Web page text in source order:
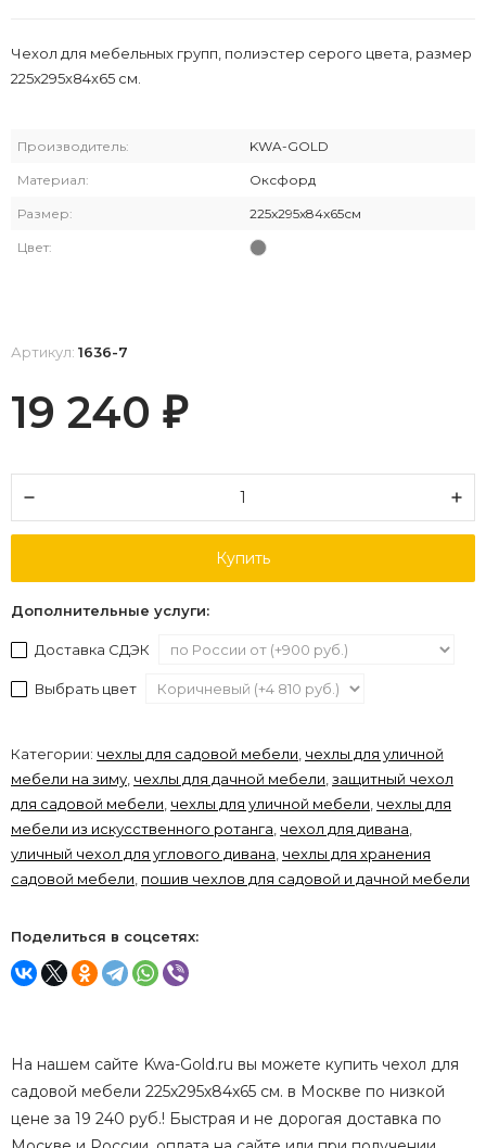
Чехол для мебельных групп, полиэстер серого цвета, размер
225x295x84x65 см.
Производитель: KWA-GOLD
Материал: Оксфорд
Размер: 225x295x84x65см
Цвет:
Артикул: 1636-7
19 240 ₽
Купить
Дополнительные услуги:
Доставка СДЭК
Выбрать цвет
Категории: чехлы для садовой мебели чехлы для уличной
мебели на зиму чехлы для дачной мебели защитный чехол
для садовой мебели чехлы для уличной мебели чехлы для
мебели из искусственного ротанга чехол для дивана
уличный чехол для углового дивана чехлы для хранения
садовой мебели пошив чехлов для садовой и дачной мебели
Поделиться в соцсетях:
На нашем сайте Kwa-Gold.ru вы можете купить чехол для
садовой мебели 225x295x84x65 см. в Москве по низкой
цене за 19 240 руб.! Быстрая и не дорогая доставка по